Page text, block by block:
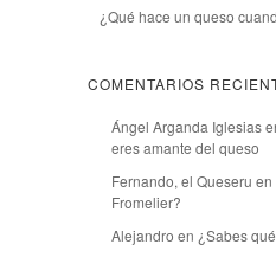
¿Qué hace un queso
COMENTARIOS
Ángel Arganda Iglesias
eres amante del queso
Fernando, el Queseru en
Fromelier?
Alejandro en ¿Sabes